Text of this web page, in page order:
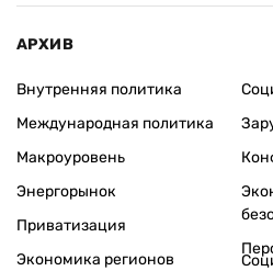
АРХИВ
Внутренняя политика
Международная политика
Макроуровень
Энергорынок
Приватизация
Экономика регионов